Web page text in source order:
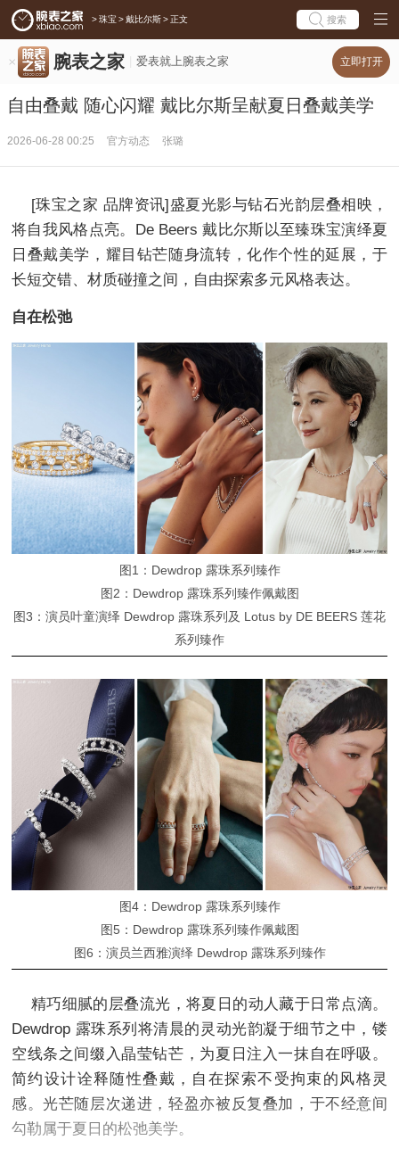
> 珠宝 > 戴比尔斯 > 正文 搜索
腕表之家 爱表就上腕表之家 立即打开
自由叠戴 随心闪耀 戴比尔斯呈献夏日叠戴美学
2026-06-28 00:25 官方动态 张璐
[珠宝之家 品牌资讯]盛夏光影与钻石光韵层叠相映，
将自我风格点亮。De Beers 戴比尔斯以至臻珠宝演绎夏
日叠戴美学，耀目钻芒随身流转，化作个性的延展，于
长短交错、材质碰撞之间，自由探索多元风格表达。
自在松弛
图1：Dewdrop 露珠系列臻作
图2：Dewdrop 露珠系列臻作佩戴图
图3：演员叶童演绎 Dewdrop 露珠系列及 Lotus by DE BEERS 莲花
系列臻作
图4：Dewdrop 露珠系列臻作
图5：Dewdrop 露珠系列臻作佩戴图
图6：演员兰西雅演绎 Dewdrop 露珠系列臻作
精巧细腻的层叠流光，将夏日的动人藏于日常点滴。
Dewdrop 露珠系列将清晨的灵动光韵凝于细节之中，镂
空线条之间缀入晶莹钻芒，为夏日注入一抹自在呼吸。
简约设计诠释随性叠戴，自在探索不受拘束的风格灵
感。光芒随层次递进，轻盈亦被反复叠加，于不经意间
勾勒属于夏日的松弛美学。